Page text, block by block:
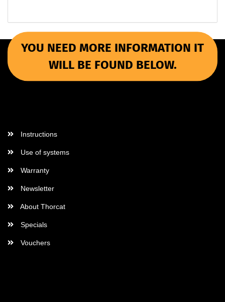
YOU NEED MORE INFORMATION IT
WILL BE FOUND BELOW.
Instructions
Use of systems
Warranty
Newsletter
About Thorcat
Specials
Vouchers